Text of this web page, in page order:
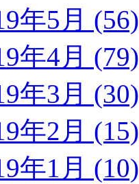
年5月 (56)
年4月 (79)
年3月 (30)
年2月 (15)
年1月 (10)